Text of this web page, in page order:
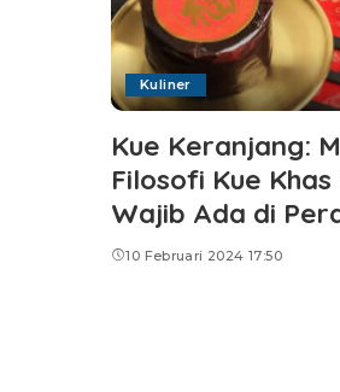
Kuliner
Kue Keranjang:
Filosofi Kue
Wajib Ada di
10 Februari 2024 17:50